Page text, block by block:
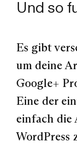
Und so
Es gibt
um deine
Google+
Eine der
einfach die
WordPress